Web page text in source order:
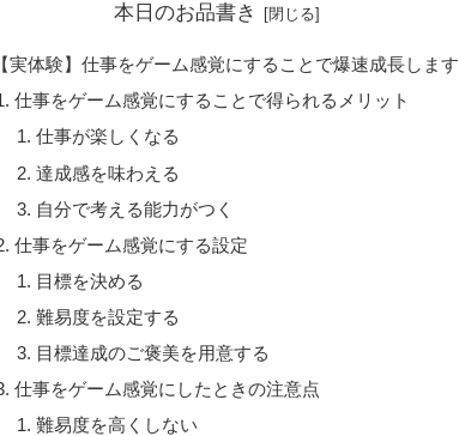
本日のお品書き
【実体験】仕事をゲーム感覚にすることで爆速成長します
仕事をゲーム感覚にすることで得られるメリット
仕事が楽しくなる
達成感を味わえる
自分で考える能力がつく
仕事をゲーム感覚にする設定
目標を決める
難易度を設定する
目標達成のご褒美を用意する
仕事をゲーム感覚にしたときの注意点
難易度を高くしない